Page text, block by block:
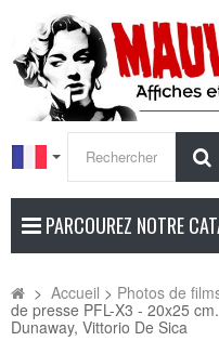
PARCOUREZ NOTRE
> Accueil > Photos de
de presse PFL-X3 - 20x25
Dunaway, Vittorio De Sica